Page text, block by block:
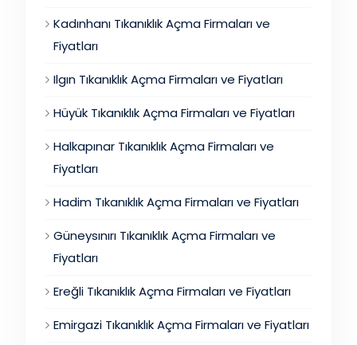
Kadınhanı Tıkanıklık Açma Firmaları ve
Fiyatları
Ilgın Tıkanıklık Açma Firmaları ve Fiyatları
Hüyük Tıkanıklık Açma Firmaları ve Fiyatları
Halkapınar Tıkanıklık Açma Firmaları ve
Fiyatları
Hadim Tıkanıklık Açma Firmaları ve Fiyatları
Güneysınırı Tıkanıklık Açma Firmaları ve
Fiyatları
Ereğli Tıkanıklık Açma Firmaları ve Fiyatları
Emirgazi Tıkanıklık Açma Firmaları ve Fiyatları